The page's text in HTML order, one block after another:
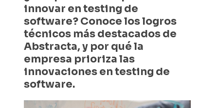
innovar en testing de
software? Conoce los logros
técnicos más destacados de
Abstracta, y por qué la
empresa prioriza las
innovaciones en testing de
software.